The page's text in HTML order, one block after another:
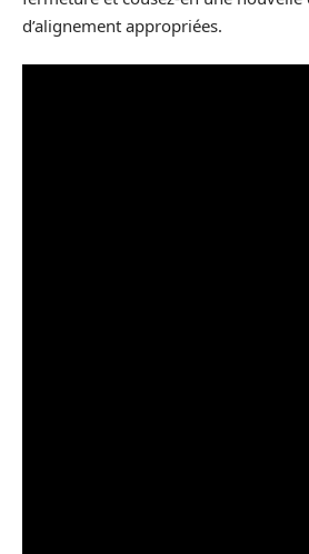
d’alignement appropriées.